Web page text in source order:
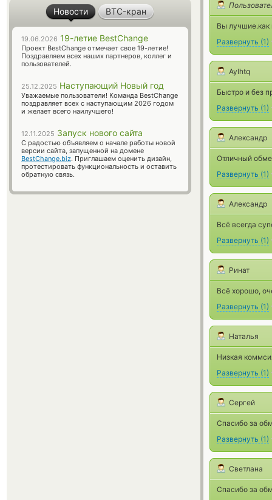
Вы лучшие.как
Развернуть (1)
Aylhtq
Быстро и без
Развернуть (1)
Александр
Отличный
Развернуть (1)
Александр
Всё всегда
Развернуть (1)
Ринат
Всё хорошо,
Развернуть (1)
Наталья
Низкая
Развернуть (1)
Сергей
Спасибо за
Развернуть (1)
Светлана
Спасибо за
Новости BTC-кран
19.06.2026 19-летие BestChange
Проект BestChange отмечает свое 19-летие!
Поздравляем всех наших партнеров, коллег и
пользователей.
25.12.2025 Наступающий Новый год
Уважаемые пользователи! Команда BestChange
поздравляет всех с наступающим 2026 годом
и желает всего наилучшего!
12.11.2025 Запуск нового сайта
С радостью объявляем о начале работы новой
версии сайта, запущенной на домене
BestChange.biz. Приглашаем оценить дизайн,
протестировать функциональность и оставить
обратную связь.